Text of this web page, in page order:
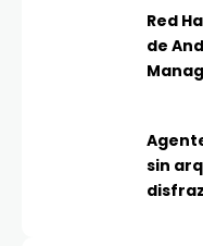
Red
de
sin